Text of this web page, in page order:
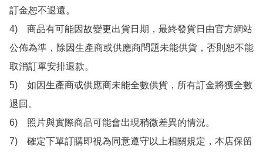
訂金恕不退還。
4)　商品有可能因故變更出貨日期，最終發貨日由官方網站
公佈為準，除因生產商或供應商問題未能供貨，否則恕不能
取消訂單安排退款。
5)　如因生產商或供應商未能全數供貨，所有訂金將獲全數
退回。
6)　照片與實際商品可能會出現稍微差異的情況。
7)　確定下單訂購即視為同意遵守以上相關規定，本店保留